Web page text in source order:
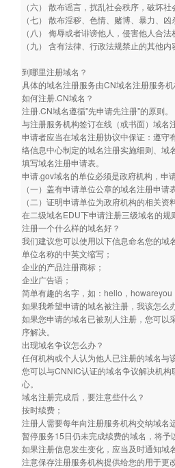
（六） 散布谣言，扰乱社会秩序，破坏社
（七） 散布淫秽、色情、赌博、暴力、
（八） 侮辱或者诽谤他人，侵害他人合法
（九） 含有法律、行政法规禁止的其他内
到哪里注册域名？
具体的域名注册服务由CN域名注册服务
如何注册.CN域名？
注册.CN域名遵循"先申请先注册"的原则。
与注册服务机构签订在线（或书面）域名
申请者应当在域名注册协议中保证：遵守
络信息中心制定的域名注册实施细则、域
填写域名注册申请表。
申请.gov域名的单位必须是政府机构，申
（一）盖有申请单位公章的域名注册申请
（二）证明申请单位为政府机构的相关资料
在二级域名EDU下申请注册三级域名的规
注册一个什么样的域名好？
我们建议您可以使用以下信息命名您的域
单位名称的中英文缩写；
企业的产品注册商标；
企业广告语；
简单有趣的名字，如：hello，howareyou
如果我希望申请的域名被注册，我该怎么
如果您申请的域名已被别人注册，您可以
序解决。
出现域名争议怎么办？
任何机构或个人认为他人已注册的域名与
您可以与CNNIC认证的域名争议解决机
心。
域名注册完成后，要注意些什么？
按时续费；
注册人需要每年向注册服务机构交纳域名
暂停服务15日仍未完成续费的域名，将予
如果注册信息发生变化，应当及时通知域
注意保存注册服务机构提供给您的用于更